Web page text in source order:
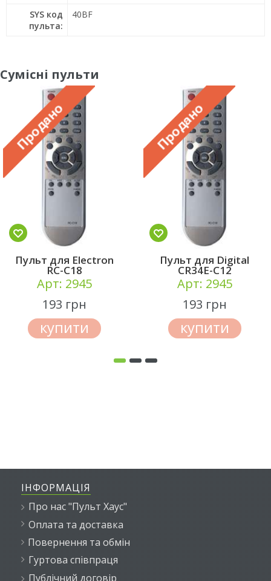
SYS код
пульта:
40BF
Сумісні пульти
Пульт для Alpari
21GA01NF
Арт: 2945
193 грн
купити
Пульт для
GRK34E-C56
Арт: 2945
193 грн
купити
ІНФОРМАЦІЯ
Про нас "Пульт Хаус"
Оплата та доставка
Повернення та обмін
Гуртова співпраця
Публічний договір